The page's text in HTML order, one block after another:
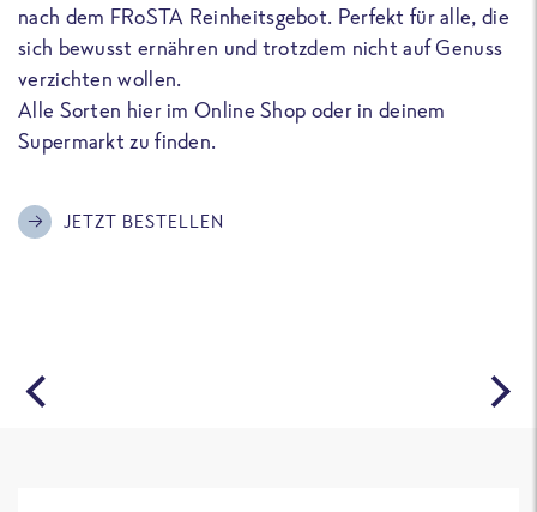
nach dem FRoSTA Reinheitsgebot. Perfekt für alle, die
sich bewusst ernähren und trotzdem nicht auf Genuss
verzichten wollen.
Alle Sorten hier im Online Shop oder in deinem
Supermarkt zu finden.
JETZT BESTELLEN